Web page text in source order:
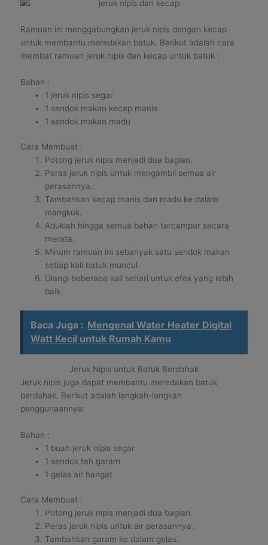
Ramuan ini menggabungkan jeruk nipis dengan kecap
untuk membantu meredakan batuk. Berikut adalah cara
membat ramuan jeruk nipis dan kecap untuk batuk :
Bahan :
1 jeruk nipis segar
1 sendok makan kecap manis
1 sendok makan madu
Cara Membuat :
Potong jeruk nipis menjadi dua bagian.
Peras jeruk nipis untuk mengambil semua air
perasannya.
Tambahkan kecap manis dan madu ke dalam
mangkuk.
Aduklah hingga semua bahan tercampur secara
merata.
Minum ramuan ini sebanyak satu sendok makan
setiap kali batuk muncul.
Ulangi beberapa kali sehari untuk efek yang lebih
baik.
Baca Juga : Mengenal Water Heater Digital
Watt Kecil untuk Rumah Kamu
Jeruk Nipis untuk Batuk Berdahak
Jeruk nipis juga dapat membantu meredakan batuk
berdahak. Berikut adalah langkah-langkah
penggunaannya:
Bahan :
1 buah jeruk nipis segar
1 sendok teh garam
1 gelas air hangat
Cara Membuat :
Potong jeruk nipis menjadi dua bagian.
Peras jeruk nipis untuk air perasannya.
Tambahkan garam ke dalam gelas.